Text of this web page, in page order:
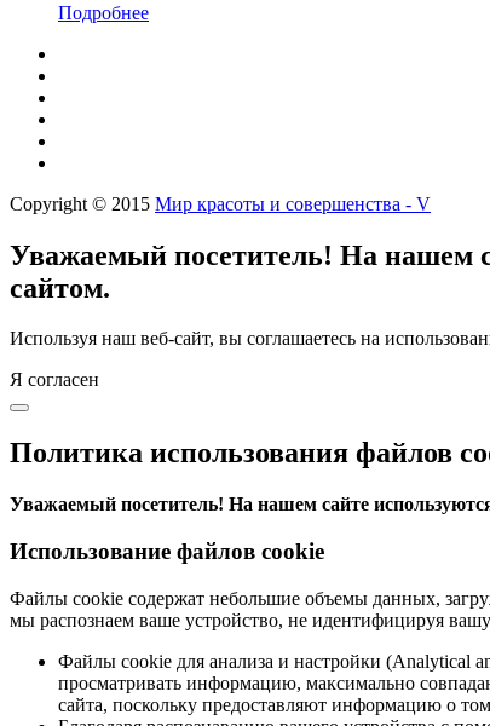
Подробнее
Copyright © 2015 Мир красоты и совершенства - V
Уважаемый посетитель! На нашем
сайтом.
Используя наш веб-сайт, вы соглашаетесь на
Я согласен
Политика использования файлов
Уважаемый посетитель! На нашем сайте
Использование файлов cookie
Файлы cookie содержат небольшие объемы данных,
мы распознаем ваше устройство, не идентифицируя
Файлы cookie для анализа и настройки (Analytical
просматривать информацию, максимально
сайта, поскольку предоставляют информацию о